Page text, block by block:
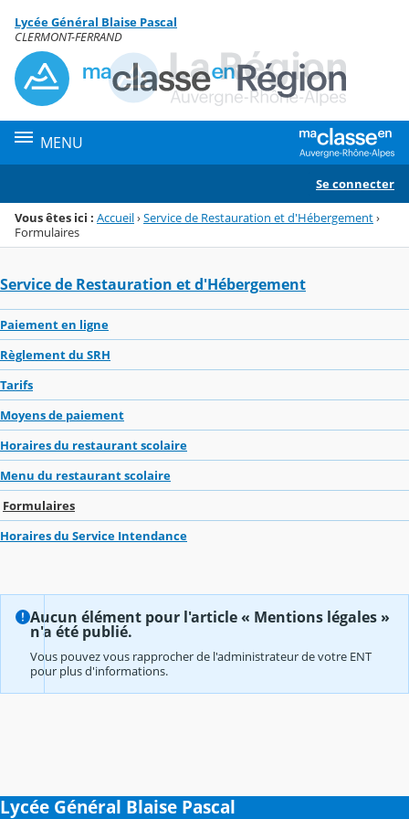
Menu de la rubrique
Contenu
Lycée Général Blaise Pascal
CLERMONT-FERRAND
MENU
Se connecter
Vous êtes ici : Accueil›Service de Restauration et d'Hébergement›
Formulaires
Service de Restauration et d'Hébergement
Paiement en ligne
Règlement du SRH
Tarifs
Moyens de paiement
Horaires du restaurant scolaire
Menu du restaurant scolaire
Formulaires
Horaires du Service Intendance
Aucun élément pour l'article « Mentions légales »
n'a été publié.
Vous pouvez vous rapprocher de l'administrateur de votre ENT
pour plus d'informations.
Lycée Général Blaise Pascal